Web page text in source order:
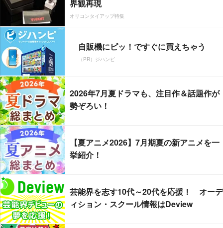
界観再現
オリコンタイアップ特集
自販機にピッ！ですぐに買えちゃう
（PR）ジハンピ
2026年7月夏ドラマも、注目作＆話題作が
勢ぞろい！
【夏アニメ2026】7月期夏の新アニメを一
挙紹介！
芸能界を志す10代～20代を応援！ オーデ
ィション・スクール情報はDeview